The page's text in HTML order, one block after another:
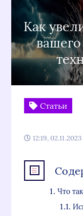
Как
Статьи
12:19, 02.11.2023
Что